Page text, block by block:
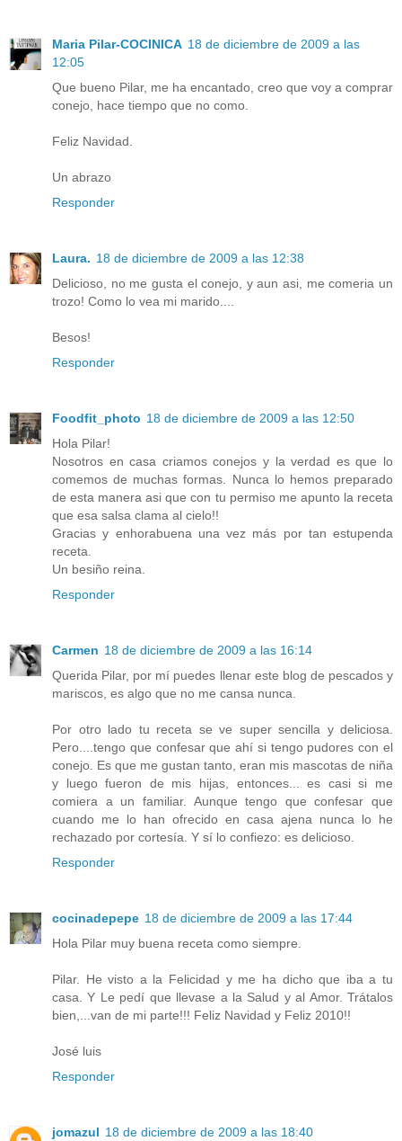
Maria Pilar-COCINICA 18 de diciembre de 2009 a las
12:05
Que bueno Pilar, me ha encantado, creo que voy a comprar
conejo, hace tiempo que no como.
Feliz Navidad.
Un abrazo
Responder
Laura. 18 de diciembre de 2009 a las 12:38
Delicioso, no me gusta el conejo, y aun asi, me comeria un
trozo! Como lo vea mi marido....
Besos!
Responder
Foodfit_photo 18 de diciembre de 2009 a las 12:50
Hola Pilar!
Nosotros en casa criamos conejos y la verdad es que lo
comemos de muchas formas. Nunca lo hemos preparado
de esta manera asi que con tu permiso me apunto la receta
que esa salsa clama al cielo!!
Gracias y enhorabuena una vez más por tan estupenda
receta.
Un besiño reina.
Responder
Carmen 18 de diciembre de 2009 a las 16:14
Querida Pilar, por mí puedes llenar este blog de pescados y
mariscos, es algo que no me cansa nunca.
Por otro lado tu receta se ve super sencilla y deliciosa.
Pero....tengo que confesar que ahí si tengo pudores con el
conejo. Es que me gustan tanto, eran mis mascotas de niña
y luego fueron de mis hijas, entonces... es casi si me
comiera a un familiar. Aunque tengo que confesar que
cuando me lo han ofrecido en casa ajena nunca lo he
rechazado por cortesía. Y sí lo confiezo: es delicioso.
Responder
cocinadepepe 18 de diciembre de 2009 a las 17:44
Hola Pilar muy buena receta como siempre.
Pilar. He visto a la Felicidad y me ha dicho que iba a tu
casa. Y Le pedí que llevase a la Salud y al Amor. Trátalos
bien,...van de mi parte!!! Feliz Navidad y Feliz 2010!!
José luis
Responder
jomazul 18 de diciembre de 2009 a las 18:40